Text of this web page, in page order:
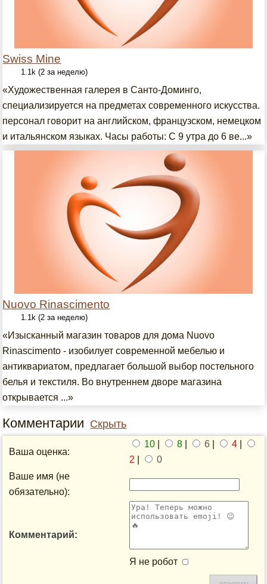
Swiss Mine
1.1k (2 за неделю)
«Художественная галерея в Санто-Доминго,
специализируется на предметах современного искусства.
персонал говорит на английском, французском, немецком
и итальянском языках. Часы работы: С 9 утра до 6 ве...»
Nuovo Rinascimento
1.1k (2 за неделю)
«Изысканный магазин товаров для дома Nuovo
Rinascimento - изобилует современной мебелью и
антиквариатом, предлагает большой выбор постельного
белья и текстиля. Во внутреннем дворе магазина
открывается ...»
Комментарии Скрыть
Ваша оценка:
10 8 6 4
2
0
Ваше имя (не
обязательно):
Комментарий:
Я не робот